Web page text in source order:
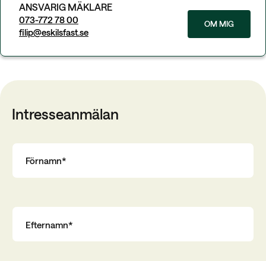
OM MIG
ANSVARIG MÄKLARE
073-772 78 00
filip@eskilsfast.se
Intresseanmälan